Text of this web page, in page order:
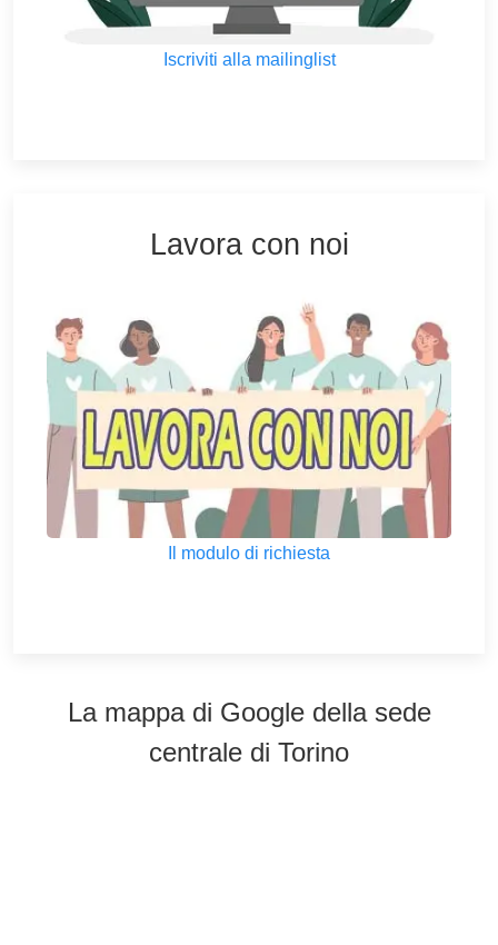
Iscriviti alla mailinglist
Lavora con noi
Il modulo di richiesta
La mappa di Google della sede
centrale di Torino